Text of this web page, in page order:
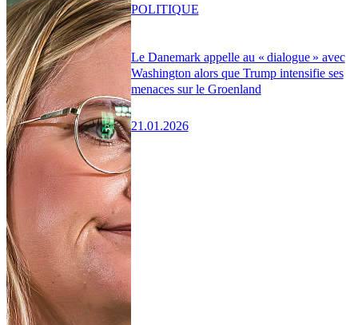
Le Danemark appelle au « dialogue » avec
Washington alors que Trump intensifie ses
menaces sur le Groenland
21.01.2026
POLITIQUE